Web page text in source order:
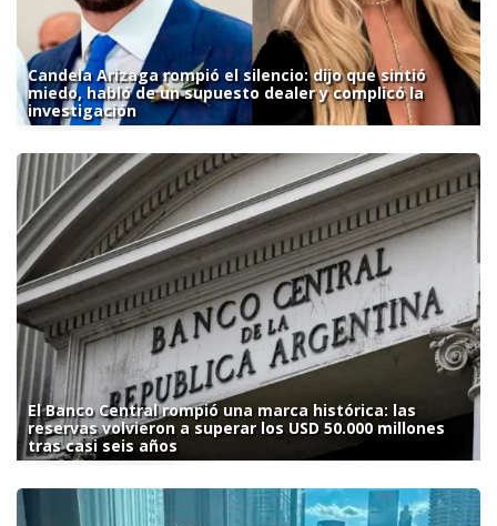
Candela Arizaga rompió el silencio: dijo que sintió
miedo, habló de un supuesto dealer y complicó la
investigación
El Banco Central rompió una marca histórica: las
reservas volvieron a superar los USD 50.000 millones
tras casi seis años